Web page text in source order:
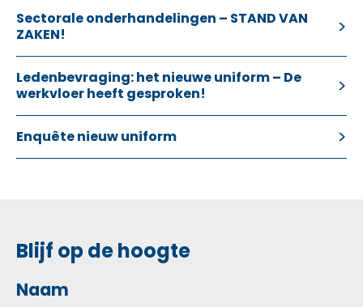
Sectorale onderhandelingen – STAND VAN
ZAKEN!
Ledenbevraging: het nieuwe uniform – De
werkvloer heeft gesproken!
Enquête nieuw uniform
Blijf op de hoogte